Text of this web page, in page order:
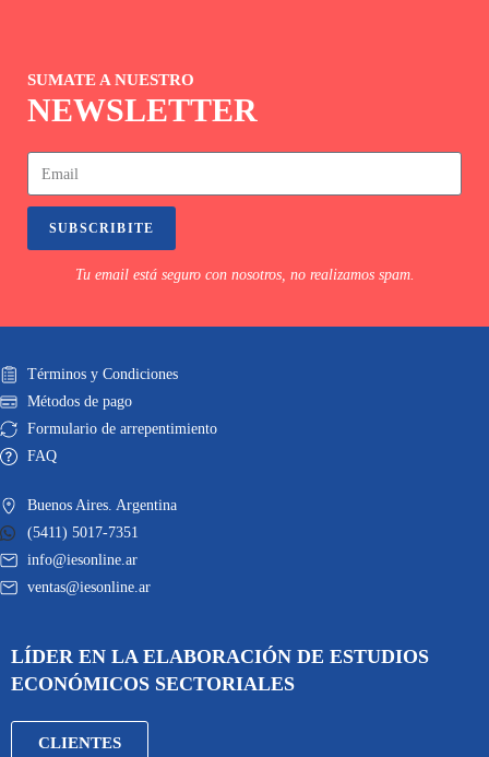
SUMATE A NUESTRO
NEWSLETTER
SUBSCRIBITE
Tu email está seguro con nosotros, no realizamos spam.
Términos y Condiciones
Métodos de pago
Formulario de arrepentimiento
FAQ
Buenos Aires. Argentina
(5411) 5017-7351
info@iesonline.ar
ventas@iesonline.ar
LÍDER EN LA ELABORACIÓN DE ESTUDIOS
ECONÓMICOS SECTORIALES
CLIENTES